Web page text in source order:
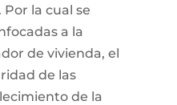
Por la cual se
a la
de vivienda, el
de las
de la